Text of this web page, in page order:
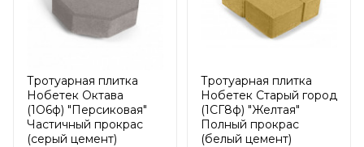
Тротуарная плитка
Нобетек Октава
(1О6ф) "Персиковая"
Частичный прокрас
(серый цемент)
Тротуарная плитка
Нобетек Старый город
(1СГ8ф) "Желтая"
Полный прокрас
(белый цемент)